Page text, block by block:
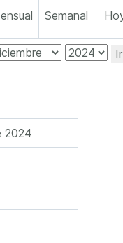
Semanal
2024